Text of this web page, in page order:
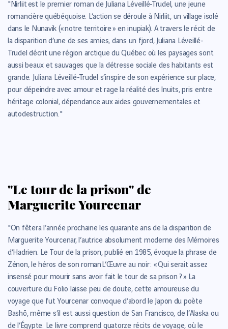
"Nirliit est le premier roman de Juliana Léveillé-Trudel, une jeune
romancière québéquoise. L’action se déroule à Nirliit, un village isolé
dans le Nunavik (« notre territoire » en inupiak). A travers le récit de
la disparition d’une de ses amies, dans un fjord, Juliana Léveillé-
Trudel décrit une région arctique du Québec où les paysages sont
aussi beaux et sauvages que la détresse sociale des habitants est
grande. Juliana Léveillé-Trudel s’inspire de son expérience sur place,
pour dépeindre avec amour et rage la réalité des Inuits, pris entre
héritage colonial, dépendance aux aides gouvernementales et
autodestruction."
"Le tour de la prison" de
Marguerite Yourcenar
"On fêtera l’année prochaine les quarante ans de la disparition de
Marguerite Yourcenar, l’autrice absolument moderne des Mémoires
d’Hadrien. Le Tour de la prison, publié en 1985, évoque la phrase de
Zénon, le héros de son roman L’Œuvre au noir : « Qui serait assez
insensé pour mourir sans avoir fait le tour de sa prison ? » La
couverture du Folio laisse peu de doute, cette amoureuse du
voyage que fut Yourcenar convoque d’abord le Japon du poète
Bashō, même s’il est aussi question de San Francisco, de l’Alaska ou
de l’Égypte. Le livre comprend quatorze récits de voyage, où le